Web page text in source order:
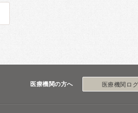
医療機関の方へ 医療機関ロ